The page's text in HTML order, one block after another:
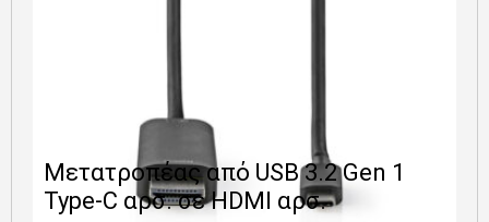
Μετατροπέας από USB 3.2 Gen 1
Type-C αρσ. σε HDMI αρσ.